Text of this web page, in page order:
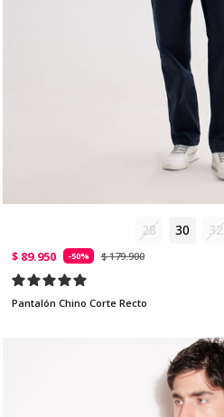
28 30 32
$ 89.950 -50% $ 179.900
Pantalón Chino Corte Recto